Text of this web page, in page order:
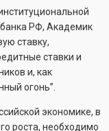
РФ, Академик
ставку,
ставки и
и, как
огонь”.
экономике, в
роста, необходимо